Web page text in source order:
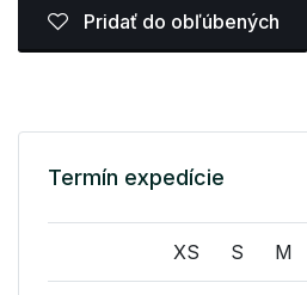
Pridať do obľúbených
Termín expedície
XS S M